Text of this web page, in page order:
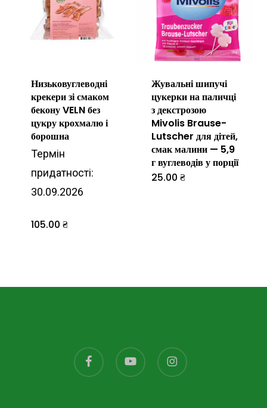
вибрати
на
можна
вибрати
на
сторінці
товару
Низьковуглеводні
крекери зі смаком
бекону VELN без
цукру крохмалю і
борошна
Термін
придатності:
30.09.2026
105.00 ₴
Жувальні шипучі
цукерки на паличці
з декстрозою
Mivolis Brause-
Lutscher для дітей,
смак малини — 5,9
г вуглеводів у порції
25.00 ₴
facebook youtube instagram